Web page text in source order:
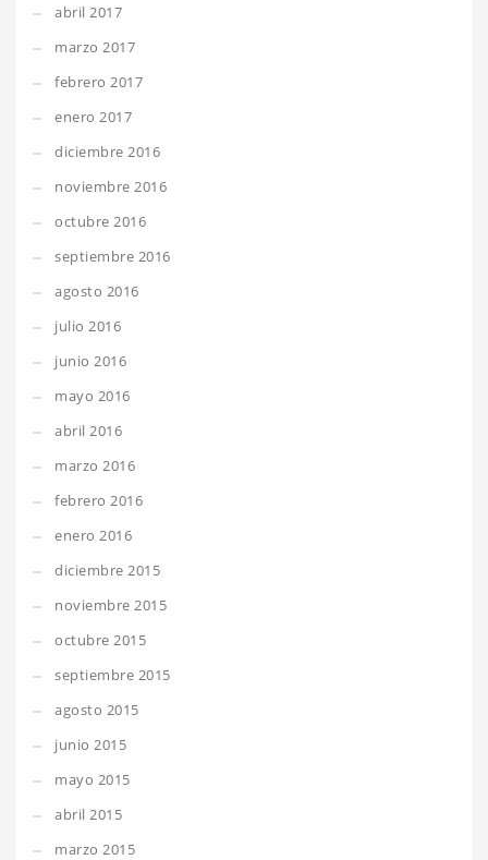
abril 2017
marzo 2017
febrero 2017
enero 2017
diciembre 2016
noviembre 2016
octubre 2016
septiembre 2016
agosto 2016
julio 2016
junio 2016
mayo 2016
abril 2016
marzo 2016
febrero 2016
enero 2016
diciembre 2015
noviembre 2015
octubre 2015
septiembre 2015
agosto 2015
junio 2015
mayo 2015
abril 2015
marzo 2015